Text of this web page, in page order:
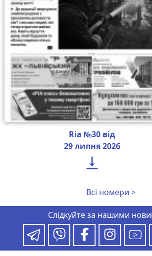
Ria №30 від
29 липня 2026

Всі номери >
Слідкуйте за нашими